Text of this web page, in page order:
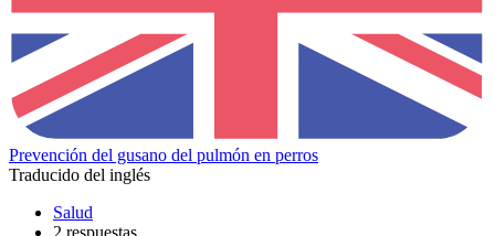
Prevención del gusano del pulmón en perros
Traducido del inglés
Salud
2 respuestas